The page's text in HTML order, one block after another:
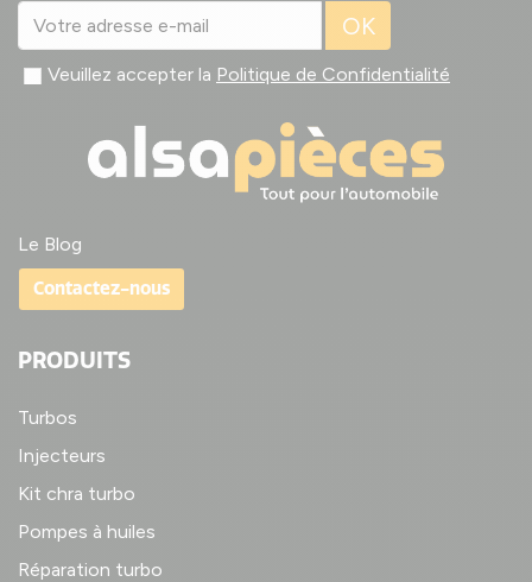
OK
Veuillez accepter la Politique de Confidentialité
Le Blog
Contactez-nous
PRODUITS
Turbos
Injecteurs
Kit chra turbo
Pompes à huiles
Réparation turbo